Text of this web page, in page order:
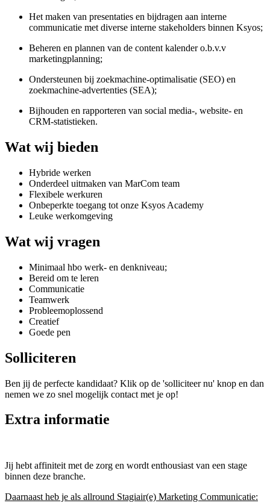
Het maken van presentaties en bijdragen aan interne
communicatie met diverse interne stakeholders binnen Ksyos;
Beheren en plannen van de content kalender o.b.v.v
marketingplanning;
Ondersteunen bij zoekmachine-optimalisatie (SEO) en
zoekmachine-advertenties (SEA);
Bijhouden en rapporteren van social media-, website- en
CRM-statistieken.
Wat wij bieden
Hybride werken
Onderdeel uitmaken van MarCom team
Flexibele werkuren
Onbeperkte toegang tot onze Ksyos Academy
Leuke werkomgeving
Wat wij vragen
Minimaal hbo werk- en denkniveau;
Bereid om te leren
Communicatie
Teamwerk
Probleemoplossend
Creatief
Goede pen
Solliciteren
Ben jij de perfecte kandidaat? Klik op de 'solliciteer nu' knop en dan
nemen we zo snel mogelijk contact met je op!
Extra informatie
Jij hebt affiniteit met de zorg en wordt enthousiast van een stage
binnen deze branche.
Daarnaast heb je als allround Stagiair(e) Marketing Communicatie: